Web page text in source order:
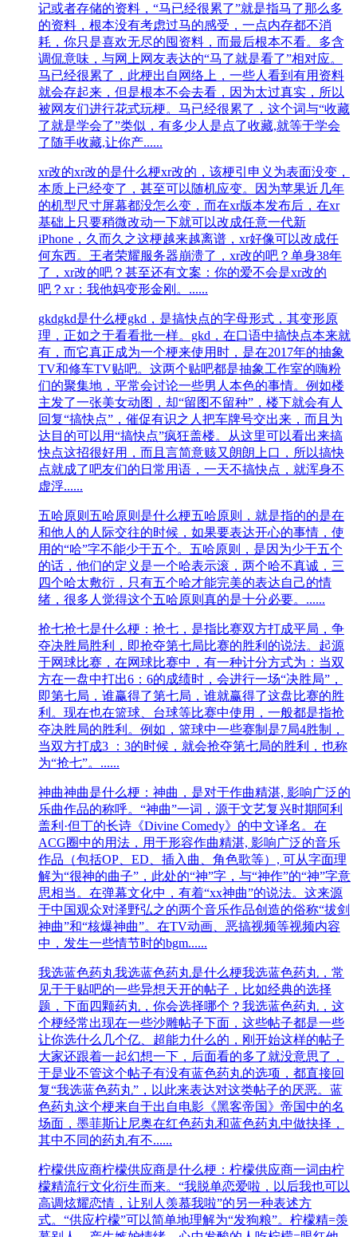
记或者存储的资料，“马已经很累了”就是指马了那么多
的资料，根本没有考虑过马的感受，一点内存都不消
耗，你只是喜欢无尽的囤资料，而最后根本不看。多含
调侃意味，与网上网友表达的“马了就是看了”相对应。
马已经很累了，此梗出自网络上，一些人看到有用资料
就会存起来，但是根本不会去看，因为太过真实，所以
被网友们进行花式玩梗。马已经很累了，这个词与“收藏
了就是学会了”类似，有多少人是点了收藏,就等于学会
了随手收藏,让你产......
xr改的xr改的是什么梗xr改的，该梗引申义为表面没变，
本质上已经变了，甚至可以随机应变。因为苹果近几年
的机型尺寸屏幕都没怎么变，而在xr版本发布后，在xr
基础上只要稍微改动一下就可以改成任意一代新
iPhone，久而久之这梗越来越离谱，xr好像可以改成任
何东西。王者荣耀服务器崩溃了，xr改的吧？单身38年
了，xr改的吧？甚至还有文案：你的爱不会是xr改的
吧？xr：我他妈变形金刚。......
gkdgkd是什么梗gkd，是搞快点的字母形式，其变形原
理，正如之于看看批一样。gkd，在口语中搞快点本来就
有，而它真正成为一个梗来使用时，是在2017年的抽象
TV和修车TV贴吧。这两个贴吧都是抽象工作室的嗨粉
们的聚集地，平常会讨论一些男人本色的事情。例如楼
主发了一张美女动图，却“留图不留种”，楼下就会有人
回复“搞快点”，催促有识之人把车牌号交出来，而且为
达目的可以用“搞快点”疯狂盖楼。从这里可以看出来搞
快点这招很好用，而且言简意赅又朗朗上口，所以搞快
点就成了吧友们的日常用语，一天不搞快点，就浑身不
虚浮......
五哈原则 五哈原则是什么梗五哈原则，就是指的的是在
和他人的人际交往的时候，如果要表达开心的事情，使
用的“哈”字不能少于五个。五哈原则，是因为少于五个
的话，他们的定义是一个哈表示滚，两个哈不真诚，三
四个哈太敷衍，只有五个哈才能完美的表达自己的情
绪，很多人觉得这个五哈原则真的是十分必要。......
抢七抢七是什么梗：抢七，是指比赛双方打成平局，争
夺决胜局胜利，即抢夺第七局比赛的胜利的说法。起源
于网球比赛，在网球比赛中，有一种计分方式为：当双
方在一盘中打出6：6的成绩时，会进行一场“决胜局”，
即第七局，谁赢得了第七局，谁就赢得了这盘比赛的胜
利。现在也在篮球、台球等比赛中使用，一般都是指抢
夺决胜局的胜利。例如，篮球中一些赛制是7局4胜制，
当双方打成3 ：3的时候，就会抢夺第七局的胜利，也称
为“抢七”。......
神曲神曲是什么梗：神曲，是对于作曲精湛, 影响广泛的
乐曲作品的称呼。“神曲”一词，源于文艺复兴时期阿利
盖利·但丁的长诗《Divine Comedy》的中文译名。在
ACG圈中的用法，用于形容作曲精湛, 影响广泛的音乐
作品（包括OP、ED、插入曲、角色歌等）, 可从字面理
解为“很神的曲子”，此处的“神”字，与“神作”的“神”字意
思相当。在弹幕文化中，有着“xx神曲”的说法。这来源
于中国观众对泽野弘之的两个音乐作品创造的俗称“拔剑
神曲”和“核爆神曲”。在TV动画、恶搞视频等视频内容
中，发生一些情节时的bgm......
我选蓝色药丸我选蓝色药丸是什么梗我选蓝色药丸，常
见于于贴吧的一些异想天开的帖子，比如经典的选择
题，下面四颗药丸，你会选择哪个？我选蓝色药丸，这
个梗经常出现在一些沙雕帖子下面，这些帖子都是一些
让你选什么几个亿、超能力什么的，刚开始这样的帖子
大家还跟着一起幻想一下，后面看的多了就没意思了，
于是业不管这个帖子有没有蓝色药丸的选项，都直接回
复“我选蓝色药丸”，以此来表达对这类帖子的厌恶。蓝
色药丸这个梗来自于出自‌‌‌‌‌‌‌‌电影《黑客帝国》帝国中的名
场面，墨菲斯让尼奥在红色药丸和蓝色药丸中做抉择，
其中不同的药丸有不......
柠檬供应商柠檬供应商是什么梗：柠檬供应商一词由柠
檬精流行文化衍生而来。“我脱单恋爱啦，以后我也可以
高调炫耀恋情，让别人羡慕我啦”的另一种表述方
式。“供应柠檬”可以简单地理解为“发狗粮”。柠檬精=羡